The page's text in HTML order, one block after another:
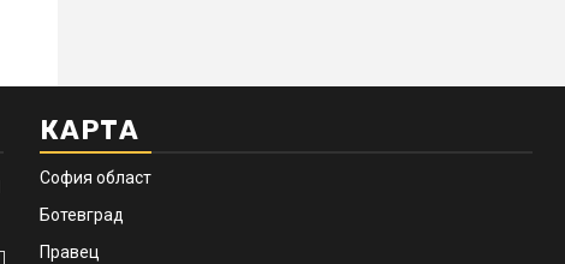
КАРТА
София област
Ботевград
Правец